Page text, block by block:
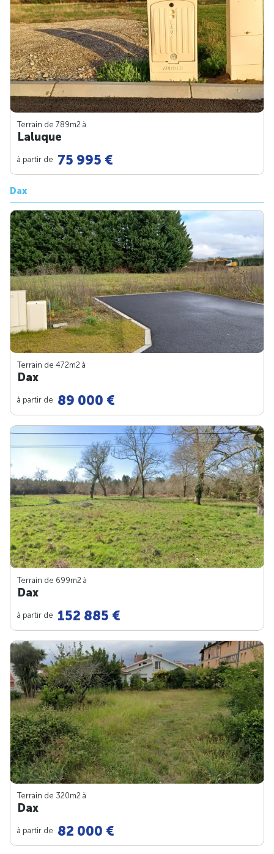
Terrain de 789m2 à
Laluque
à partir de 75 995 €
Dax
Terrain de 472m2 à
Dax
à partir de 89 000 €
Terrain de 699m2 à
Dax
à partir de 152 885 €
Terrain de 320m2 à
Dax
à partir de 82 000 €